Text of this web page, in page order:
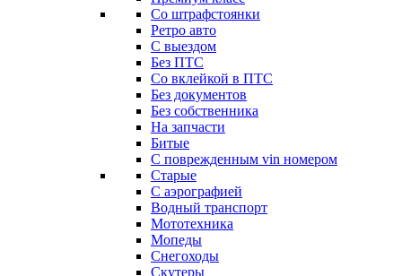
Со штрафстоянки
Ретро авто
С выездом
Без ПТС
Со вклейкой в ПТС
Без документов
Без собственника
На запчасти
Битые
С поврежденным vin номером
Старые
С аэрографией
Водный транспорт
Мототехника
Мопеды
Снегоходы
Скутеры